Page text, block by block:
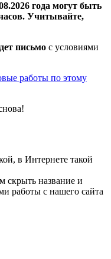
года могут быть
Учитывайте,
письмо с условиями
работы по этому
в Интернете такой
название и
работы с нашего сайта